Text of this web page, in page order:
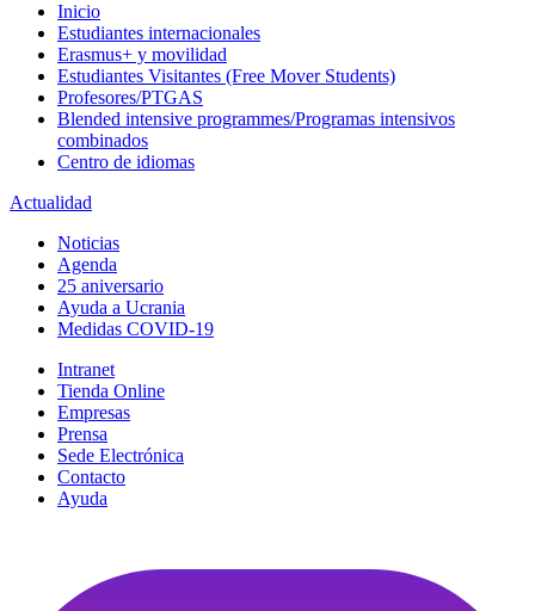
Inicio
Estudiantes internacionales
Erasmus+ y movilidad
Estudiantes Visitantes (Free Mover Students)
Profesores/PTGAS
Blended intensive programmes/Programas intensivos
combinados
Centro de idiomas
Actualidad
Noticias
Agenda
25 aniversario
Ayuda a Ucrania
Medidas COVID-19
Intranet
Tienda Online
Empresas
Prensa
Sede Electrónica
Contacto
Ayuda